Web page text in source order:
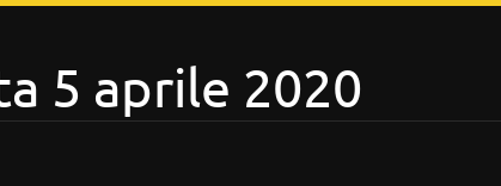
5 aprile 2020